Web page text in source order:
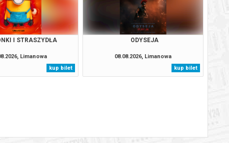
I STRASZYDŁA
Limanowa
kup bilet
ODYSEJA
08.08.2026, Limanowa
kup bilet